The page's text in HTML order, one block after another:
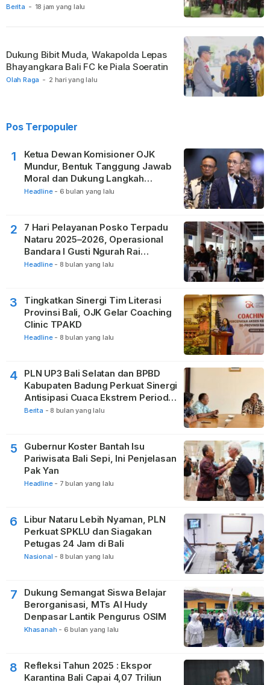
Berita - 18 jam yang lalu
Olah Raga - 2 hari yang lalu
Dukung Bibit Muda, Wakapolda Lepas
Bhayangkara Bali FC ke Piala Soeratin
Pos Terpopuler
1
Ketua Dewan Komisioner OJK
Mundur, Bentuk Tanggung Jawab
Moral dan Dukung Langkah
Pemulihan
Headline - 6 bulan yang lalu
2
7 Hari Pelayanan Posko Terpadu
Nataru 2025–2026, Operasional
Bandara I Gusti Ngurah Rai
Berjalan Lancar
Headline - 8 bulan yang lalu
3
Tingkatkan Sinergi Tim Literasi
Provinsi Bali, OJK Gelar Coaching
Clinic TPAKD
Headline - 8 bulan yang lalu
4
PLN UP3 Bali Selatan dan BPBD
Kabupaten Badung Perkuat Sinergi
Antisipasi Cuaca Ekstrem Periode
Nataru
Berita - 8 bulan yang lalu
5
Gubernur Koster Bantah Isu
Pariwisata Bali Sepi, Ini Penjelasan
Pak Yan
Headline - 7 bulan yang lalu
6
Libur Nataru Lebih Nyaman, PLN
Perkuat SPKLU dan Siagakan
Petugas 24 Jam di Bali
Nasional - 8 bulan yang lalu
7
Dukung Semangat Siswa Belajar
Berorganisasi, MTs Al Hudy
Denpasar Lantik Pengurus OSIM
Khasanah - 6 bulan yang lalu
8
Refleksi Tahun 2025 : Ekspor
Karantina Bali Capai 4,07 Triliun